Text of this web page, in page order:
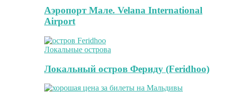
Аэропорт Мале. Velana International
Airport
Локальные острова
Локальный остров Фериду (Feridhoo)